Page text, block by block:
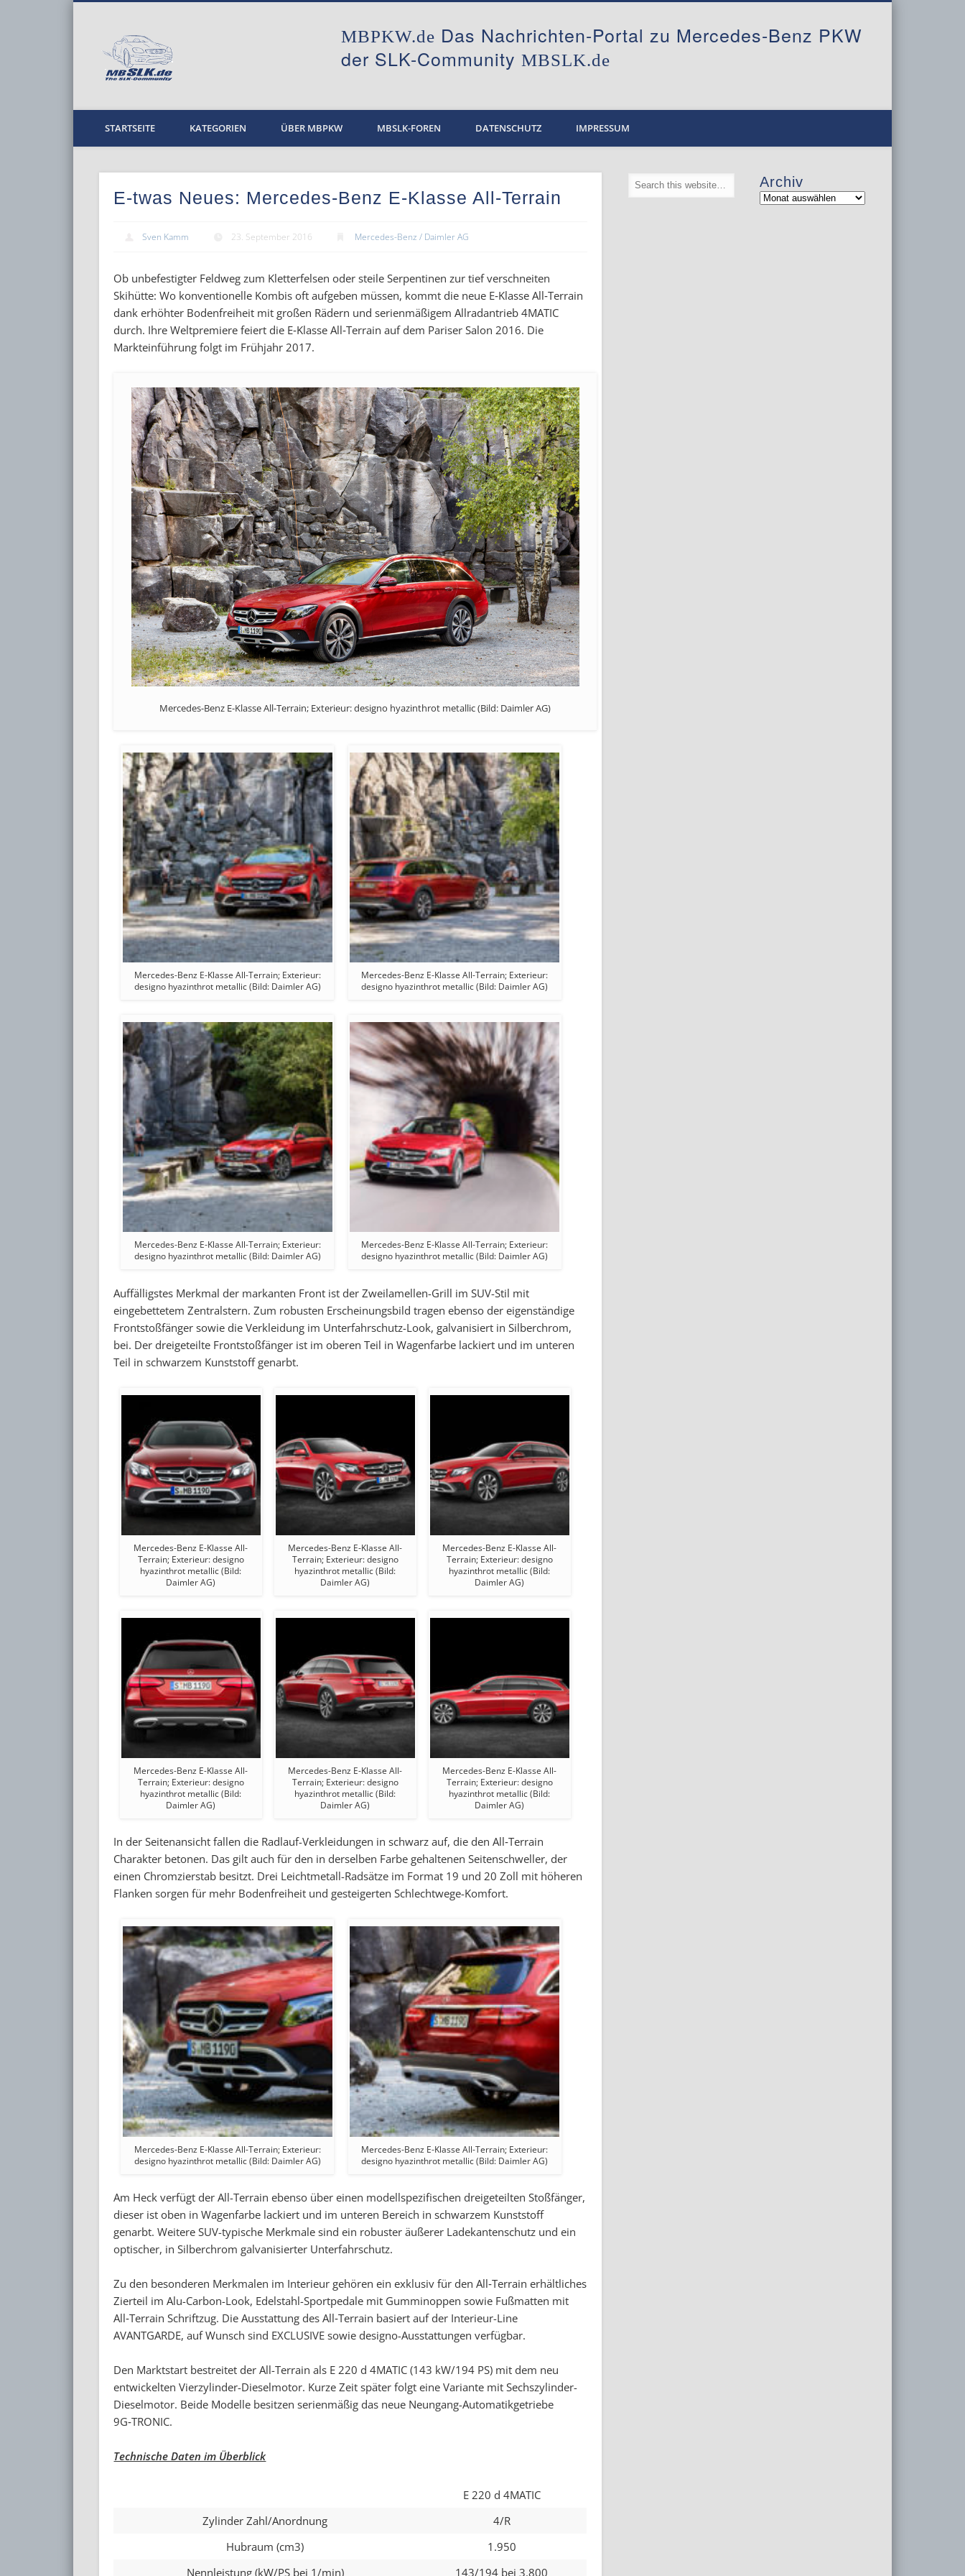
MBPKW
MBPKW.de Das Nachrichten-Portal zu Mercedes-Benz PKW
der SLK-CommunityMBSLK.de
STARTSEITE KATEGORIEN ÜBER MBPKW MBSLK-FOREN DATENSCHUTZ IMPRESSUM
E-twas Neues: Mercedes-Benz E-Klasse All-Terrain
Sven Kamm 23. September 2016 Mercedes-Benz / Daimler AG
Ob unbefestigter Feldweg zum Kletterfelsen oder steile Serpentinen zur tief verschneiten
Skihütte: Wo konventionelle Kombis oft aufgeben müssen, kommt die neue E‑Klasse All‑Terrain
dank erhöhter Bodenfreiheit mit großen Rädern und serienmäßigem Allradantrieb 4MATIC
durch. Ihre Weltpremiere feiert die E‑Klasse All‑Terrain auf dem Pariser Salon 2016. Die
Markteinführung folgt im Frühjahr 2017.
Mercedes-Benz E-Klasse All-Terrain; Exterieur: designo hyazinthrot metallic (Bild: Daimler AG)
Mercedes-Benz E-Klasse All-Terrain; Exterieur:
designo hyazinthrot metallic (Bild: Daimler AG)
Mercedes-Benz E-Klasse All-Terrain; Exterieur:
designo hyazinthrot metallic (Bild: Daimler AG)
Mercedes-Benz E-Klasse All-Terrain; Exterieur:
designo hyazinthrot metallic (Bild: Daimler AG)
Mercedes-Benz E-Klasse All-Terrain; Exterieur:
designo hyazinthrot metallic (Bild: Daimler AG)
Auffälligstes Merkmal der markanten Front ist der Zweilamellen-Grill im SUV-Stil mit
eingebettetem Zentralstern. Zum robusten Erscheinungsbild tragen ebenso der eigenständige
Frontstoßfänger sowie die Verkleidung im Unterfahrschutz-Look, galvanisiert in Silberchrom,
bei. Der dreigeteilte Frontstoßfänger ist im oberen Teil in Wagenfarbe lackiert und im unteren
Teil in schwarzem Kunststoff genarbt.
Mercedes-Benz E-Klasse All-
Terrain; Exterieur: designo
hyazinthrot metallic (Bild:
Daimler AG)
Mercedes-Benz E-Klasse All-
Terrain; Exterieur: designo
hyazinthrot metallic (Bild:
Daimler AG)
Mercedes-Benz E-Klasse All-
Terrain; Exterieur: designo
hyazinthrot metallic (Bild:
Daimler AG)
Mercedes-Benz E-Klasse All-
Terrain; Exterieur: designo
hyazinthrot metallic (Bild:
Daimler AG)
Mercedes-Benz E-Klasse All-
Terrain; Exterieur: designo
hyazinthrot metallic (Bild:
Daimler AG)
Mercedes-Benz E-Klasse All-
Terrain; Exterieur: designo
hyazinthrot metallic (Bild:
Daimler AG)
In der Seitenansicht fallen die Radlauf-Verkleidungen in schwarz auf, die den All‑Terrain
Charakter betonen. Das gilt auch für den in derselben Farbe gehaltenen Seitenschweller, der
einen Chromzierstab besitzt. Drei Leichtmetall-Radsätze im Format 19 und 20 Zoll mit höheren
Flanken sorgen für mehr Bodenfreiheit und gesteigerten Schlechtwege-Komfort.
Mercedes-Benz E-Klasse All-Terrain; Exterieur:
designo hyazinthrot metallic (Bild: Daimler AG)
Mercedes-Benz E-Klasse All-Terrain; Exterieur:
designo hyazinthrot metallic (Bild: Daimler AG)
Am Heck verfügt der All-Terrain ebenso über einen modellspezifischen dreigeteilten Stoßfänger,
dieser ist oben in Wagenfarbe lackiert und im unteren Bereich in schwarzem Kunststoff
genarbt. Weitere SUV-typische Merkmale sind ein robuster äußerer Ladekantenschutz und ein
optischer, in Silberchrom galvanisierter Unterfahrschutz.
Zu den besonderen Merkmalen im Interieur gehören ein exklusiv für den All‑Terrain erhältliches
Zierteil im Alu-Carbon-Look, Edelstahl-Sportpedale mit Gumminoppen sowie Fußmatten mit
All‑Terrain Schriftzug. Die Ausstattung des All‑Terrain basiert auf der Interieur-Line
AVANTGARDE, auf Wunsch sind EXCLUSIVE sowie designo-Ausstattungen verfügbar.
Den Marktstart bestreitet der All-Terrain als E 220 d 4MATIC (143 kW/194 PS) mit dem neu
entwickelten Vierzylinder-Dieselmotor. Kurze Zeit später folgt eine Variante mit Sechszylinder-
Dieselmotor. Beide Modelle besitzen serienmäßig das neue Neungang-Automatikgetriebe
9G‑TRONIC.
Technische Daten im Überblick
E 220 d 4MATIC
Zylinder Zahl/Anordnung
4/R
Hubraum (cm3)
1.950
Nennleistung (kW/PS bei 1/min)
143/194 bei 3.800
Archiv
Archiv